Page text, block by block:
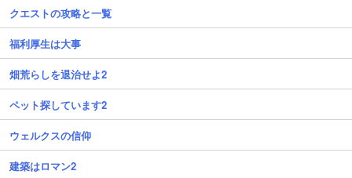
クエストの攻略と一覧
福利厚生は大事
畑荒らしを退治せよ2
ペット探しています2
ウェルクスの信仰
建築はロマン2